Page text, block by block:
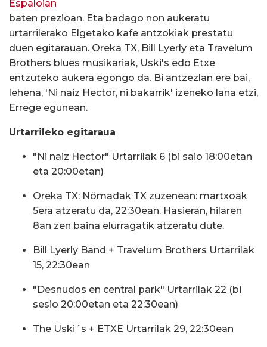
Espaloian
baten prezioan. Eta badago non aukeratu
urtarrilerako Elgetako kafe antzokiak prestatu
duen egitarauan. Oreka TX, Bill Lyerly eta Travelum
Brothers blues musikariak, Uski's edo Etxe
entzuteko aukera egongo da. Bi antzezlan ere bai,
lehena, 'Ni naiz Hector, ni bakarrik' izeneko lana etzi,
Errege egunean.
Urtarrileko egitaraua
"Ni naiz Hector" Urtarrilak 6 (bi saio 18:00etan
eta 20:00etan)
Oreka TX: Nömadak TX zuzenean: martxoak
5era atzeratu da, 22:30ean. Hasieran, hilaren
8an zen baina elurragatik atzeratu dute.
Bill Lyerly Band + Travelum Brothers Urtarrilak
15, 22:30ean
"Desnudos en central park" Urtarrilak 22 (bi
sesio 20:00etan eta 22:30ean)
The Uski´s + ETXE Urtarrilak 29, 22:30ean